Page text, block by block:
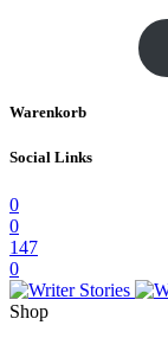
Warenkorb
Social Links
0
0
147
0
Shop